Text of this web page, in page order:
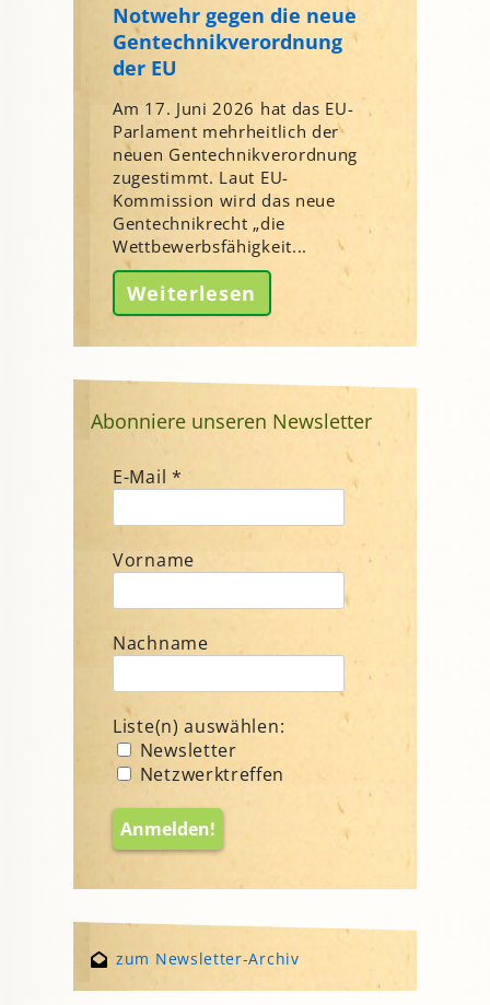
Notwehr gegen die neue
Gentechnikverordnung
der EU
Am 17. Juni 2026 hat das EU-
Parlament mehrheitlich der
neuen Gentechnikverordnung
zugestimmt. Laut EU-
Kommission wird das neue
Gentechnikrecht „die
Wettbewerbsfähigkeit...
Weiterlesen
Abonniere unseren Newsletter
E-Mail *
Vorname
Nachname
Liste(n) auswählen:
Newsletter
Netzwerktreffen
zum Newsletter-Archiv